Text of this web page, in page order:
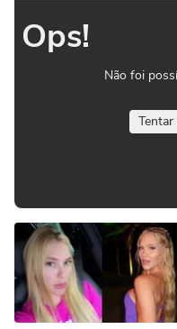
Ops!
Não foi